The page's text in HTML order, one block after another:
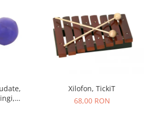
Xilofon, TickiT
68,00 RON